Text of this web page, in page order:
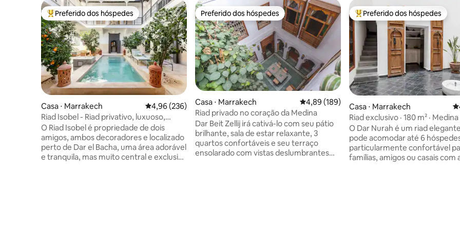
Entre os melhores preferidos dos hóspedes
Preferido dos hóspedes
Casa ⋅ Marrakech 4,96 de uma avaliação média de 5, 236 avaliações
4,96 (236)
Riad Isobel - Riad privativo, luxuoso,
acomoda 8 pessoas, piscina
O Riad Isobel é propriedade de dois
amigos, ambos decoradores e localizado
perto de Dar el Bacha, uma área adorável
e tranquila, mas muito central e exclusiva
Preferido dos hóspedes
Preferido dos hóspedes
Casa ⋅ Marrakech 4,89 de uma avaliação média de 5, 189
4,89 (189)
Riad privado no coração da Medina
Dar Beit Zellij irá cativá-lo com seu pátio
brilhante, sala de estar relaxante, 3
quartos confortáveis e seu terraço
ensolarado com vistas deslumbrantes
Entre os melhores preferidos
Preferido dos hóspedes
Casa ⋅ Marrakech
Riad exclusivo · 180 m² ·
Bacha
O Dar Nurah é um riad
pode acomodar até 6
particularmente confortável
famílias, amigos ou casais com